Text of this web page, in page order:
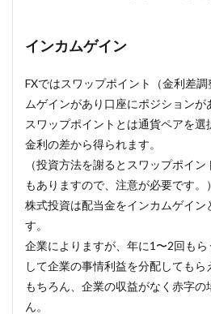
インカムゲイン
FXではスワップポイント（金利差
ムゲインがあり口座にポジションが
スワップポイントとは通貨ペアを
金利の差から得られます。
（投資方法を謝るとスワップポイ
もありますので、注意が必要です。）
株式投資は配当金をインカムゲイン
す。
企業によりますが、年に1〜2回も
して企業の事情利益を分配してもら
もちろん、企業の収益がなく赤字
ん。